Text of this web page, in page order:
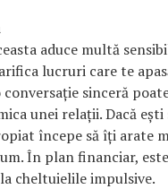
aduce multă
lucruri care te
sinceră
unei relații. Dacă ești
începe să îți arate
În plan financiar,
cheltuielile impulsive.